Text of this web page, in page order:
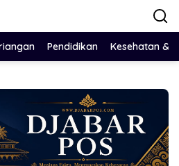
Pendidikan Kesehatan &